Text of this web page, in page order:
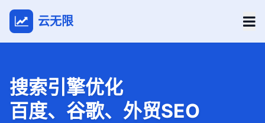
云无限
搜索引擎优化
百度、谷歌、外贸SEO